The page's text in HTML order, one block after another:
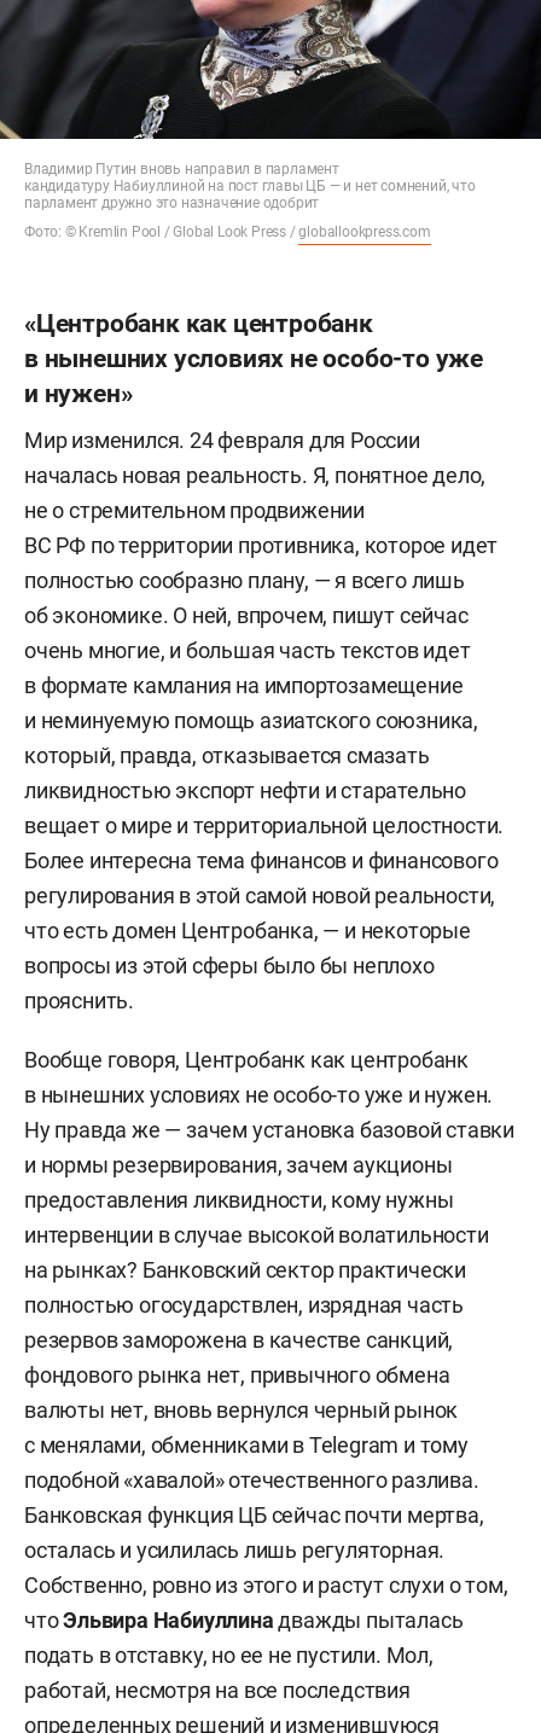
Владимир Путин вновь направил в парламент
кандидатуру Набиуллиной на пост главы ЦБ — и нет сомнений, что
парламент дружно это назначение одобрит
Фото: © Kremlin Pool / Global Look Press /globallookpress.com
«Центробанк как центробанк
в нынешних условиях не особо-то уже
и нужен»
Мир изменился. 24 февраля для России
началась новая реальность. Я, понятное дело,
не о стремительном продвижении
ВС РФ по территории противника, которое идет
полностью сообразно плану, — я всего лишь
об экономике. О ней, впрочем, пишут сейчас
очень многие, и большая часть текстов идет
в формате камлания на импортозамещение
и неминуемую помощь азиатского союзника,
который, правда, отказывается смазать
ликвидностью экспорт нефти и старательно
вещает о мире и территориальной целостности.
Более интересна тема финансов и финансового
регулирования в этой самой новой реальности,
что есть домен Центробанка, — и некоторые
вопросы из этой сферы было бы неплохо
прояснить.
Вообще говоря, Центробанк как центробанк
в нынешних условиях не особо-то уже и нужен.
Ну правда же — зачем установка базовой ставки
и нормы резервирования, зачем аукционы
предоставления ликвидности, кому нужны
интервенции в случае высокой волатильности
на рынках? Банковский сектор практически
полностью огосударствлен, изрядная часть
резервов заморожена в качестве санкций,
фондового рынка нет, привычного обмена
валюты нет, вновь вернулся черный рынок
с менялами, обменниками в Telegram и тому
подобной «хавалой» отечественного разлива.
Банковская функция ЦБ сейчас почти мертва,
осталась и усилилась лишь регуляторная.
Собственно, ровно из этого и растут слухи о том,
чтоЭльвира Набиуллинадважды пыталась
подать в отставку, но ее не пустили. Мол,
работай, несмотря на все последствия
определенных решений и изменившуюся